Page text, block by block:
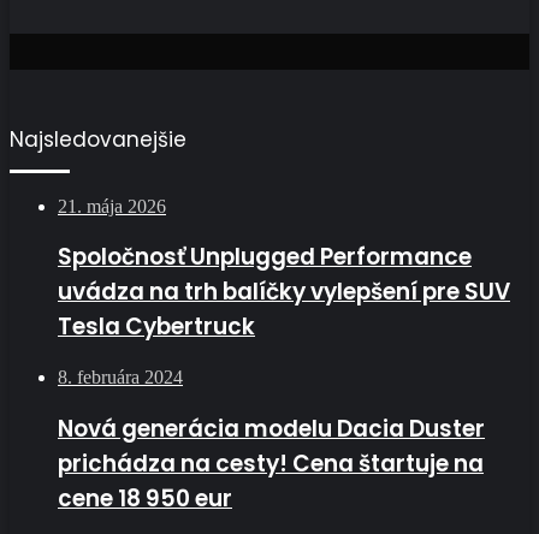
Najsledovanejšie
21. mája 2026
Spoločnosť Unplugged Performance
uvádza na trh balíčky vylepšení pre SUV
Tesla Cybertruck
8. februára 2024
Nová generácia modelu Dacia Duster
prichádza na cesty! Cena štartuje na
cene 18 950 eur